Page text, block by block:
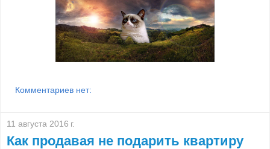
Комментариев нет:
11 августа 2016 г.
Как продавая не подарить квартиру